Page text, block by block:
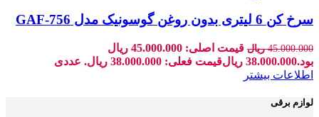
سرخ کن 6 لیتری بدون روغن گوسونیک مدل GAF-756
45.000.000 ریال
قیمت اصلی: 45.000.000 ریال
بود.38.000.000 ریالقیمت فعلی: 38.000.000 ریال.
عددی
اطلاعات بیشتر
لوازم برقی